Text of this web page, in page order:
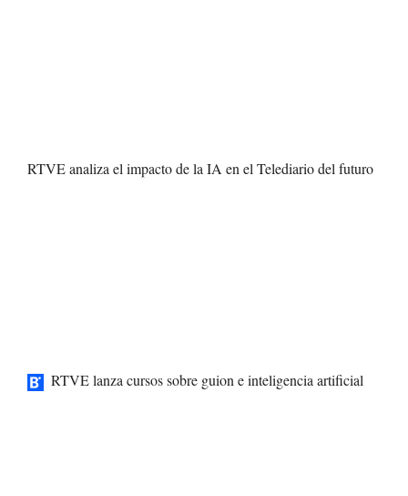
RTVE analiza el impacto de la IA en el Telediario del futuro
RTVE lanza cursos sobre guion e inteligencia artificial